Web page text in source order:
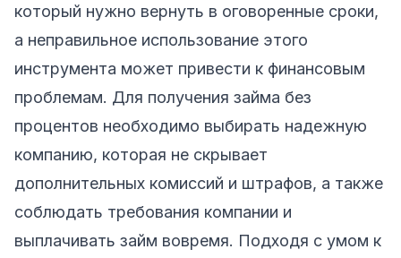
который нужно вернуть в оговоренные сроки,
а неправильное использование этого
инструмента может привести к финансовым
проблемам. Для получения займа без
процентов необходимо выбирать надежную
компанию, которая не скрывает
дополнительных комиссий и штрафов, а также
соблюдать требования компании и
выплачивать займ вовремя. Подходя с умом к